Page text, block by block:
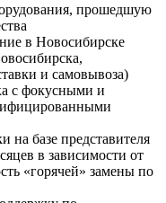
прошедшую
в Новосибирске
и самовывоза)
с фокусными и
на базе представителя
в зависимости от
«горячей» замены по